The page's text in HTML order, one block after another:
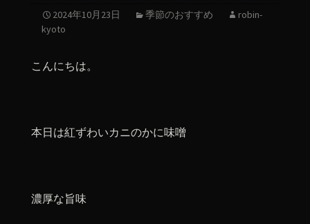
2024年10月23日 季節のおすすめ
robin-
kyoto
こんにちは。
本日は紅ずわいカニのかに味噌
濃厚な旨味